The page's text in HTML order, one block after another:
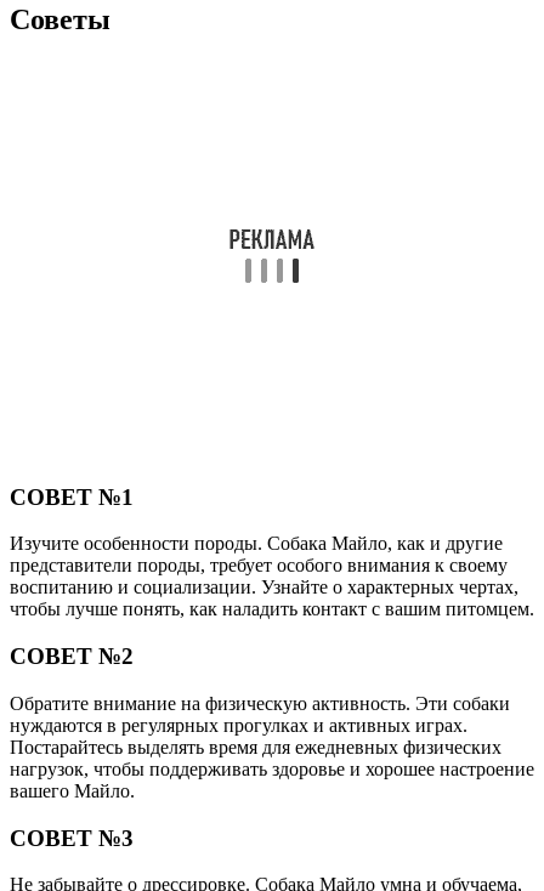
Советы
СОВЕТ №1
Изучите особенности породы. Собака Майло, как и другие
представители породы, требует особого внимания к своему
воспитанию и социализации. Узнайте о характерных чертах,
чтобы лучше понять, как наладить контакт с вашим питомцем.
СОВЕТ №2
Обратите внимание на физическую активность. Эти собаки
нуждаются в регулярных прогулках и активных играх.
Постарайтесь выделять время для ежедневных физических
нагрузок, чтобы поддерживать здоровье и хорошее настроение
вашего Майло.
СОВЕТ №3
Не забывайте о дрессировке. Собака Майло умна и обучаема,